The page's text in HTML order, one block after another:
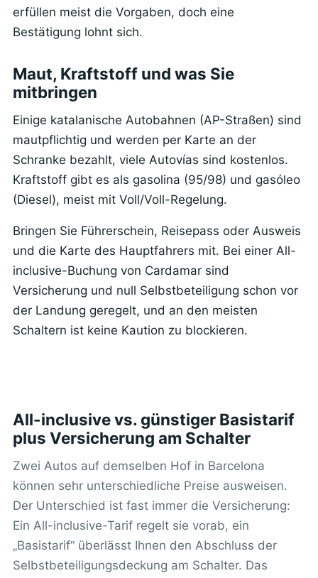
erfüllen meist die Vorgaben, doch eine
Bestätigung lohnt sich.
Maut, Kraftstoff und was Sie
mitbringen
Einige katalanische Autobahnen (AP-Straßen) sind
mautpflichtig und werden per Karte an der
Schranke bezahlt, viele Autovías sind kostenlos.
Kraftstoff gibt es als gasolina (95/98) und gasóleo
(Diesel), meist mit Voll/Voll-Regelung.
Bringen Sie Führerschein, Reisepass oder Ausweis
und die Karte des Hauptfahrers mit. Bei einer All-
inclusive-Buchung von Cardamar sind
Versicherung und null Selbstbeteiligung schon vor
der Landung geregelt, und an den meisten
Schaltern ist keine Kaution zu blockieren.
All-inclusive vs. günstiger Basistarif
plus Versicherung am Schalter
Zwei Autos auf demselben Hof in Barcelona
können sehr unterschiedliche Preise ausweisen.
Der Unterschied ist fast immer die Versicherung:
Ein All-inclusive-Tarif regelt sie vorab, ein
„Basistarif“ überlässt Ihnen den Abschluss der
Selbstbeteiligungsdeckung am Schalter. Das